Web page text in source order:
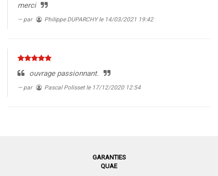
merci
par Philippe DUPARCHYle 14/03/2021 19:42
ouvrage passionnant.
par Pascal Polisset le 17/12/2020 12:54
GARANTIES
QUAE